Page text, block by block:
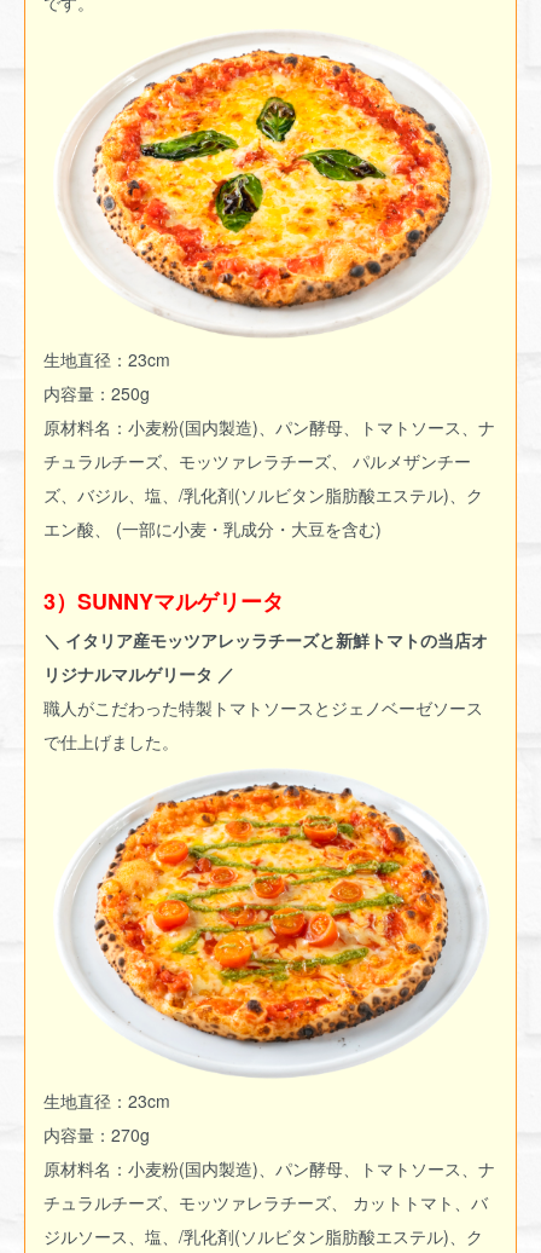
生地直径：23cm
内容量：250g
原材料名：小麦粉(国内製造)、パン酵母、トマトソース、ナ
チュラルチーズ、モッツァレラチーズ、 パルメザンチー
ズ、バジル、塩、/乳化剤(ソルビタン脂肪酸エステル)、ク
エン酸、 (一部に小麦・乳成分・大豆を含む)
3）SUNNYマルゲリータ
＼ イタリア産モッツアレッラチーズと新鮮トマトの当店オ
リジナルマルゲリータ ／
職人がこだわった特製トマトソースとジェノベーゼソース
で仕上げました。
生地直径：23cm
内容量：270g
原材料名：小麦粉(国内製造)、パン酵母、トマトソース、ナ
チュラルチーズ、モッツァレラチーズ、 カットトマト、バ
ジルソース、塩、/乳化剤(ソルビタン脂肪酸エステル)、ク